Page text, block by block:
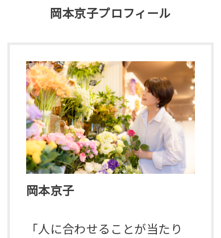
岡本京子プロフィール
岡本京子
「人に合わせることが当たり